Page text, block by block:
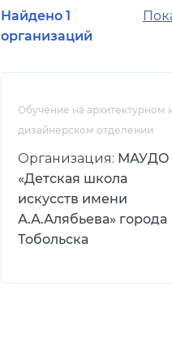
Найдено 1
организаций
Обучение на архитектурном
дизайнерском отделении
Организация: МАУДО
«Детская школа
искусств имени
А.А.Алябьева» города
Тобольска